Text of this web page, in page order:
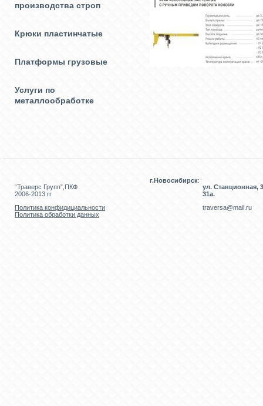
производства строп
Крюки пластинчатые
Платформы грузовые
Услуги по
металлообработке
“Траверс Групп”,ПКФ
2006-2013 гг
Политика конфидициальности
Политика обработки данных
г.Новосибирск:
ул. Станционная,
31а.
traversa@mail.ru